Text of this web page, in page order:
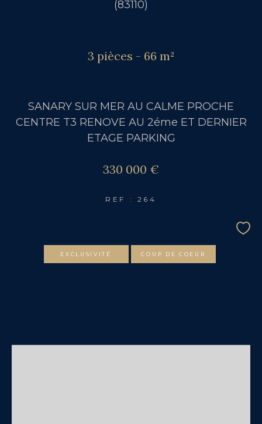
(83110)
3 pièces - 66 m²
SANARY SUR MER AU CALME PROCHE
CENTRE T3 RENOVE AU 2éme ET DERNIER
ETAGE PARKING
330 000 €
REF : 264
EXCLUSIVITÉ COUP DE COEUR